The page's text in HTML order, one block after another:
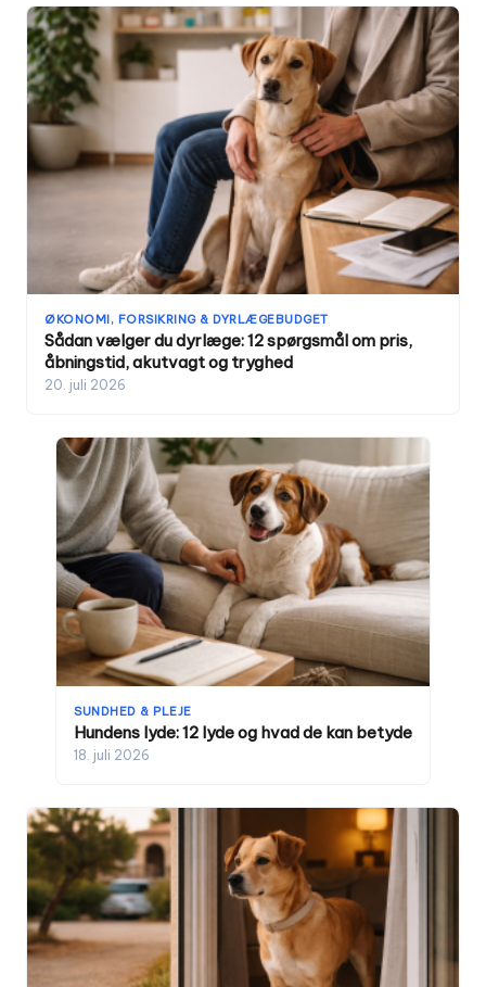
ØKONOMI, FORSIKRING & DYRLÆGEBUDGET
Sådan vælger du dyrlæge: 12 spørgsmål om pris,
åbningstid, akutvagt og tryghed
20. juli 2026
SUNDHED & PLEJE
Hundens lyde: 12 lyde og hvad de kan betyde
18. juli 2026